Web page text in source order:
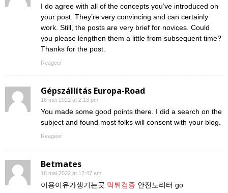
I do agree with all of the concepts you’ve introduced on
your post. They’re very convincing and can certainly
work. Still, the posts are very brief for novices. Could
you please lengthen them a little from subsequent time?
Thanks for the post.
Reageer
Gépszállítás Europa-Road
16 mei 2022 at 2:13 pm
You made some good points there. I did a search on the
subject and found most folks will consent with your blog.
Reageer
Betmates
18 mei 2022 at 12:47 am
이용이유가생기는곳 먹튀검증 안전노리터 go